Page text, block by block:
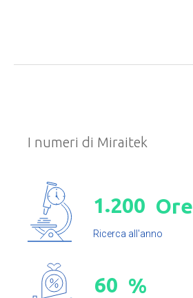
I numeri di Miraitek
1.200 Ore
Ricerca all'anno
60 %